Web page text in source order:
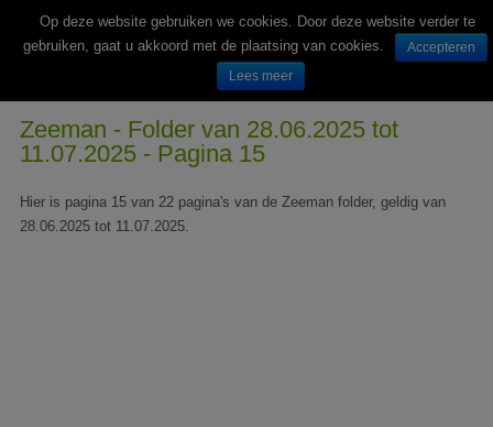
Wekelijks nieuwe folders van Nederlandse supermarkten en winkels
Zeeman - Folder van 28.06.2025 tot
11.07.2025 - Pagina 15
Hier is pagina 15 van 22 pagina's van de Zeeman folder, geldig van
28.06.2025 tot 11.07.2025.
Op deze website gebruiken we cookies. Door deze website verder te
gebruiken, gaat u akkoord met de plaatsing van cookies.
Accepteren
Lees meer